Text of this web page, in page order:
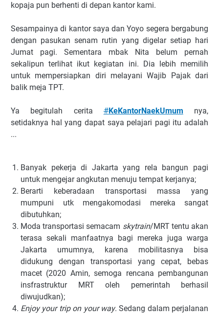
kopaja pun berhenti di depan kantor kami.
Sesampainya di kantor saya dan Yoyo segera bergabung
dengan pasukan senam rutin yang digelar setiap hari
Jumat pagi. Sementara mbak Nita belum pernah
sekalipun terlihat ikut kegiatan ini. Dia lebih memilih
untuk mempersiapkan diri melayani Wajib Pajak dari
balik meja TPT.
Ya begitulah cerita#KeKantorNaekUmum nya,
setidaknya hal yang dapat saya pelajari pagi itu adalah
...
Banyak pekerja di Jakarta yang rela bangun pagi
untuk mengejar angkutan menuju tempat kerjanya;
Berarti keberadaan transportasi massa yang
mumpuni utk mengakomodasi mereka sangat
dibutuhkan;
Moda transportasi semacam skytrain/MRT tentu akan
terasa sekali manfaatnya bagi mereka juga warga
Jakarta umumnya, karena mobilitasnya bisa
didukung dengan transportasi yang cepat, bebas
macet (2020 Amin, semoga rencana pembangunan
insfrastruktur MRT oleh pemerintah berhasil
diwujudkan);
Enjoy your trip on your way. Sedang dalam perjalanan